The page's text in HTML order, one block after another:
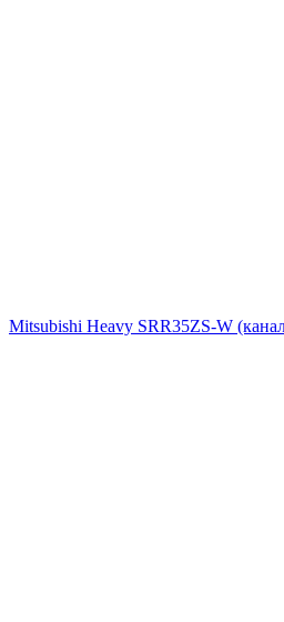
Mitsubishi Heavy SRR35ZS-W